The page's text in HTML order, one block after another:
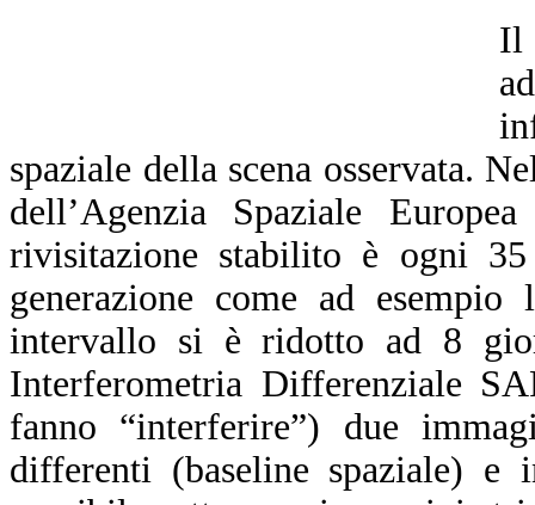
Il
spaziale della scena osservata.
dell’Agenzia Spaziale
rivisitazione stabilito è ogni
generazione come ad
intervallo si è ridotto ad 8
Interferometria Differenziale
fanno “interferire”) due
differenti (baseline spaziale) e